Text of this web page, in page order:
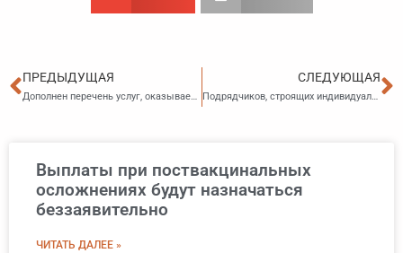
Пред
ПРЕДЫДУЩАЯ
Дополнен перечень услуг, оказываемых в международных аэропортах РФ, облагаемых нулевым НДС
СЛЕДУЮЩАЯ
Подрядчиков, строящих индивидуальные жилые дома с использованием эскроу, освободили от НДС
Выплаты при поствакцинальных
осложнениях будут назначаться
беззаявительно
ЧИТАТЬ ДАЛЕЕ »